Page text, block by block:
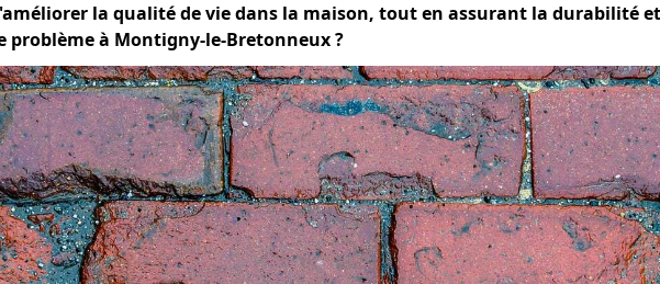
la qualité de vie dans la maison, tout en assurant la durabilité
problème à Montigny-le-Bretonneux ?